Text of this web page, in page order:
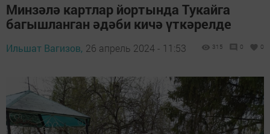
Минзәлә картлар йортында Тукайга
багышланган әдәби кичә үткәрелде
Ильшат Вагизов, 26 апрель 2024 - 11:53 315 0 0